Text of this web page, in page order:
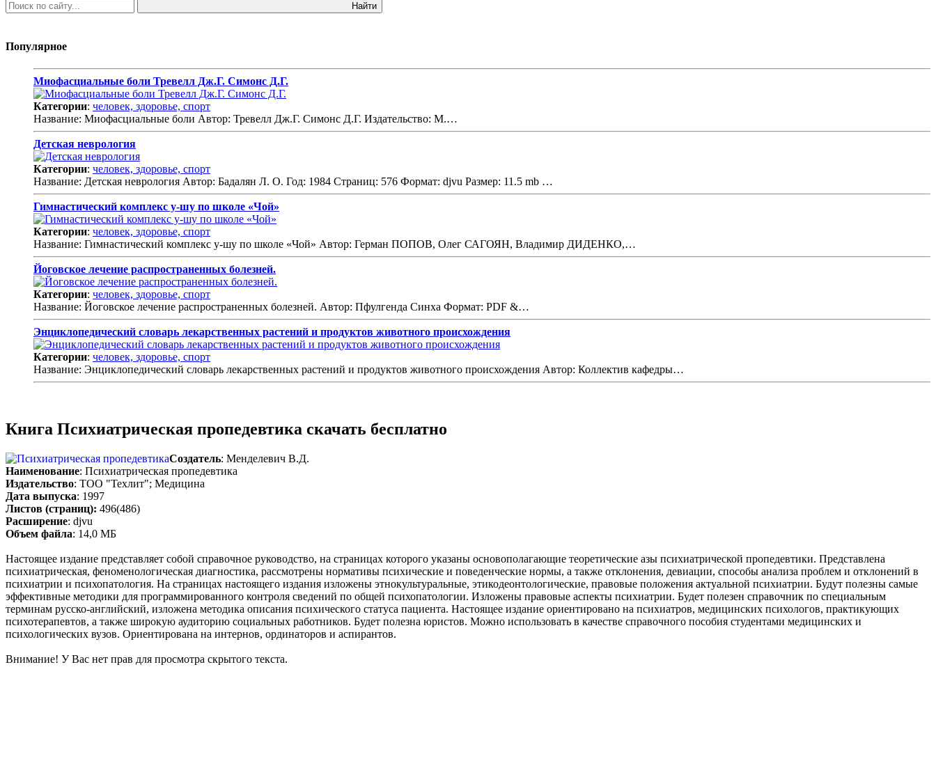
Найти
Популярное
Миофасциальные боли Тревелл Дж.Г. Симонс Д.Г.
Категории: человек, здоровье, спорт
Название: Миофасциальные боли Автор: Тревелл Дж.Г. Симонс Д.Г. Издательство: М.…
Детская неврология
Категории: человек, здоровье, спорт
Название: Детская неврология Автор: Бадалян Л. О. Год: 1984 Страниц: 576 Формат: djvu Размер: 11.5 mb …
Гимнастический комплекс у-шу по школе «Чой»
Категории: человек, здоровье, спорт
Название: Гимнастический комплекс у-шу по школе «Чой» Автор: Герман ПОПОВ, Олег САГОЯН, Владимир ДИДЕНКО,…
Йоговское лечение распространенных болезней.
Категории: человек, здоровье, спорт
Название: Йоговское лечение распространенных болезней. Автор: Пфулгенда Синха Формат: PDF &…
Энциклопедический словарь лекарственных растений и продуктов животного происхождения
Категории: человек, здоровье, спорт
Название: Энциклопедический словарь лекарственных растений и продуктов животного происхождения Автор: Коллектив кафедры…
Книга Психиатрическая пропедевтика скачать бесплатно
Создатель: Менделевич В.Д.
Наименование: Психиатрическая пропедевтика
Издательство: ТОО "Техлит"; Медицина
Дата выпуска: 1997
Листов (страниц): 496(486)
Расширение: djvu
Объем файла: 14,0 МБ
Настоящее издание представляет собой справочное руководство, на страницах которого указаны основополагающие теоретические азы психиатрической пропедевтики. Представлена
психиатрическая, феноменологическая диагностика, рассмотрены нормативы психические и поведенческие нормы, а также отклонения, девиации, способы анализа проблем и отклонений в
психиатрии и психопатология. На страницах настоящего издания изложены этнокультуральные, этикодеонтологические, правовые положения актуальной психиатрии. Будут полезны самые
эффективные методики для программированного контроля сведений по общей психопатологии. Изложены правовые аспекты психиатрии. Будет полезен справочник по специальным
терминам русско-английский, изложена методика описания психического статуса пациента. Настоящее издание ориентировано на психиатров, медицинских психологов, практикующих
психотерапевтов, а также широкую аудиторию социальных работников. Будет полезна юристов. Можно использовать в качестве справочного пособия студентами медицинских и
психологических вузов. Ориентирована на интернов, ординаторов и аспирантов.
Внимание! У Вас нет прав для просмотра скрытого текста.